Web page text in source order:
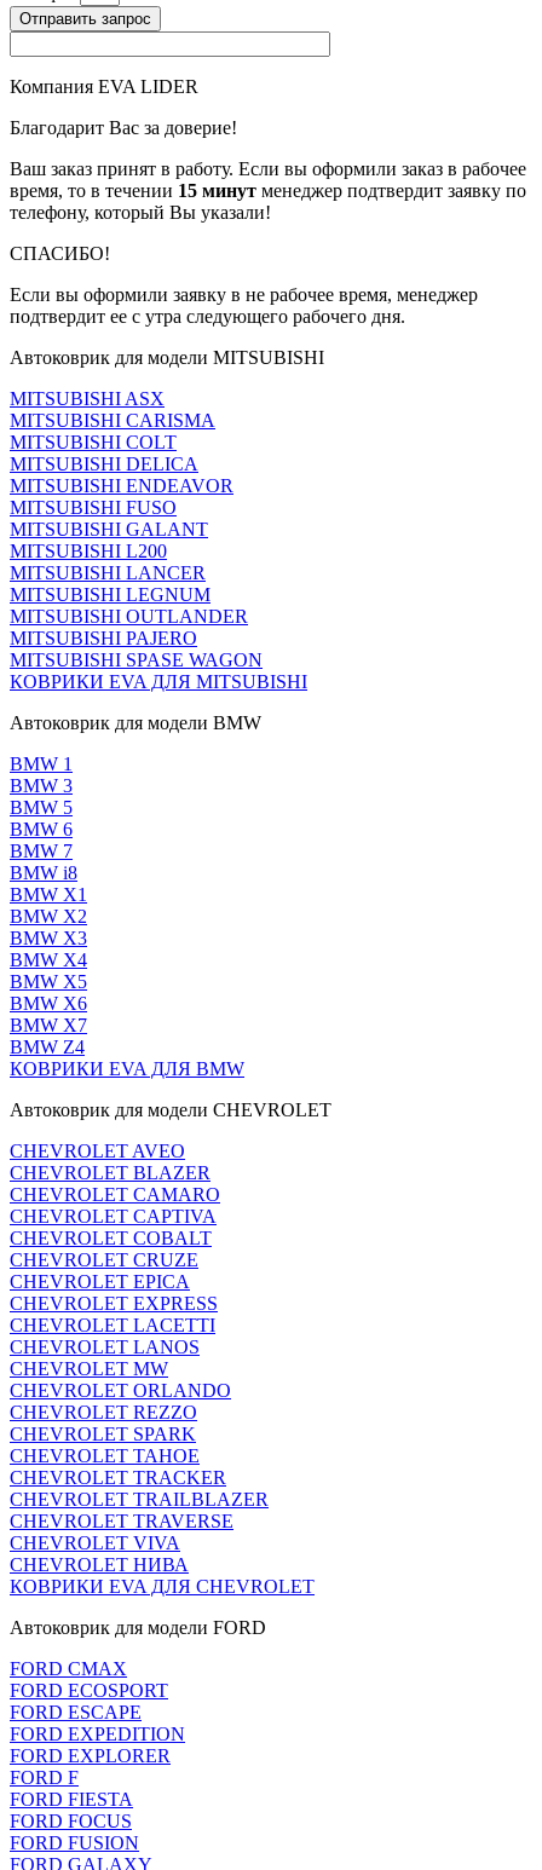
Отправить запрос
Компания EVA LIDER
Благодарит Вас за доверие!
Ваш заказ принят в работу. Если вы оформили заказ в рабочее
время, то в течении 15 минут менеджер подтвердит заявку по
телефону, который Вы указали!
СПАСИБО!
Если вы оформили заявку в не рабочее время, менеджер
подтвердит ее с утра следующего рабочего дня.
Автоковрик для модели MITSUBISHI
MITSUBISHI ASX
MITSUBISHI CARISMA
MITSUBISHI COLT
MITSUBISHI DELICA
MITSUBISHI ENDEAVOR
MITSUBISHI FUSO
MITSUBISHI GALANT
MITSUBISHI L200
MITSUBISHI LANCER
MITSUBISHI LEGNUM
MITSUBISHI OUTLANDER
MITSUBISHI PAJERO
MITSUBISHI SPASE WAGON
КОВРИКИ EVA ДЛЯ MITSUBISHI
Автоковрик для модели BMW
BMW 1
BMW 3
BMW 5
BMW 6
BMW 7
BMW i8
BMW X1
BMW X2
BMW X3
BMW X4
BMW X5
BMW X6
BMW X7
BMW Z4
КОВРИКИ EVA ДЛЯ BMW
Автоковрик для модели CHEVROLET
CHEVROLET AVEO
CHEVROLET BLAZER
CHEVROLET CAMARO
CHEVROLET CAPTIVA
CHEVROLET COBALT
CHEVROLET CRUZE
CHEVROLET EPICA
CHEVROLET EXPRESS
CHEVROLET LACETTI
CHEVROLET LANOS
CHEVROLET MW
CHEVROLET ORLANDO
CHEVROLET REZZO
CHEVROLET SPARK
CHEVROLET TAHOE
CHEVROLET TRACKER
CHEVROLET TRAILBLAZER
CHEVROLET TRAVERSE
CHEVROLET VIVA
CHEVROLET НИВА
КОВРИКИ EVA ДЛЯ CHEVROLET
Автоковрик для модели FORD
FORD CMAX
FORD ECOSPORT
FORD ESCAPE
FORD EXPEDITION
FORD EXPLORER
FORD F
FORD FIESTA
FORD FOCUS
FORD FUSION
FORD GALAXY